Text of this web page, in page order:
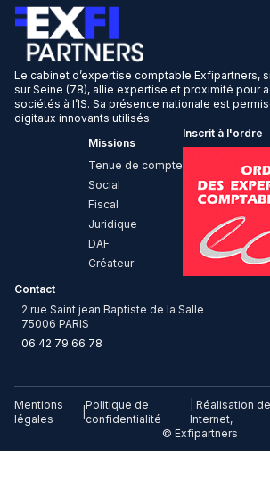
Le cabinet d’expertise comptable Exfipartners,
sur Seine (78), allie expertise et proximité pour
sociétés à l’IS. Sa présence nationale est
digitaux innovants utilisés.
Missions
Tenue de compte
Social
Fiscal
Juridique
DAF
Créateur
Inscrit à l'ordre
Contact
2 rue Saint jean Baptiste de la Salle
75006 PARIS
06 42 79 66 78
© Exfipartners
Mentions
légales
Politique de
confidentialité
| Réalisation
Internet,